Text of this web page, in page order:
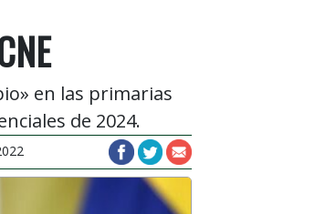
en las primarias
de 2024.